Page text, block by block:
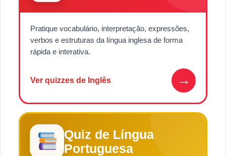
Pratique vocabulário, interpretação, expressões,
verbos e estruturas da língua inglesa de forma
rápida e interativa.
Ver quizzes de Inglês →
Quiz de Língua
Portuguesa